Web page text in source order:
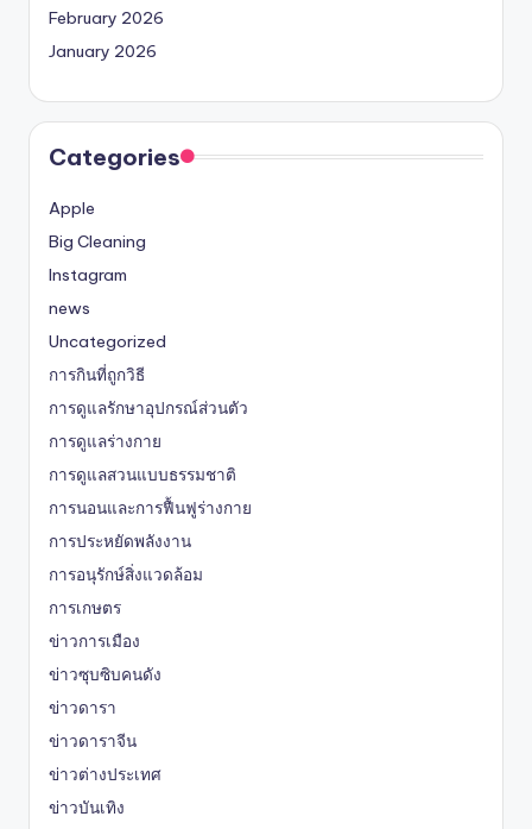
February 2026
January 2026
Categories
Apple
Big Cleaning
Instagram
news
Uncategorized
การกินที่ถูกวิธี
การดูแลรักษาอุปกรณ์ส่วนตัว
การดูแลร่างกาย
การดูแลสวนแบบธรรมชาติ
การนอนและการฟื้นฟูร่างกาย
การประหยัดพลังงาน
การอนุรักษ์สิ่งแวดล้อม
การเกษตร
ข่าวการเมือง
ข่าวซุบซิบคนดัง
ข่าวดารา
ข่าวดาราจีน
ข่าวต่างประเทศ
ข่าวบันเทิง